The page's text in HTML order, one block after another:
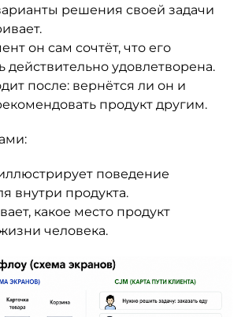
решения своей задачи
он сам сочтёт, что его
действительно удовлетворена.
после: вернётся ли он и
продукт другим.
поведение
внутри продукта.
какое место продукт
человека.